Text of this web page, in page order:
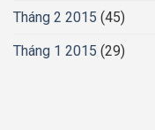
Tháng 2 2015 (45)
Tháng 1 2015 (29)